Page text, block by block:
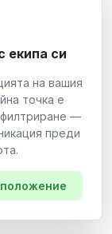
екипа си
на вашия
точка е
—
преди